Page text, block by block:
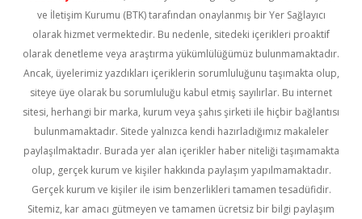
ve İletişim Kurumu (BTK) tarafından onaylanmış bir Yer Sağlayıcı
olarak hizmet vermektedir. Bu nedenle, sitedeki içerikleri proaktif
olarak denetleme veya araştırma yükümlülüğümüz bulunmamaktadır.
Ancak, üyelerimiz yazdıkları içeriklerin sorumluluğunu taşımakta olup,
siteye üye olarak bu sorumluluğu kabul etmiş sayılırlar. Bu internet
sitesi, herhangi bir marka, kurum veya şahıs şirketi ile hiçbir bağlantısı
bulunmamaktadır. Sitede yalnızca kendi hazırladığımız makaleler
paylaşılmaktadır. Burada yer alan içerikler haber niteliği taşımamakta
olup, gerçek kurum ve kişiler hakkında paylaşım yapılmamaktadır.
Gerçek kurum ve kişiler ile isim benzerlikleri tamamen tesadüfidir.
Sitemiz, kar amacı gütmeyen ve tamamen ücretsiz bir bilgi paylaşım